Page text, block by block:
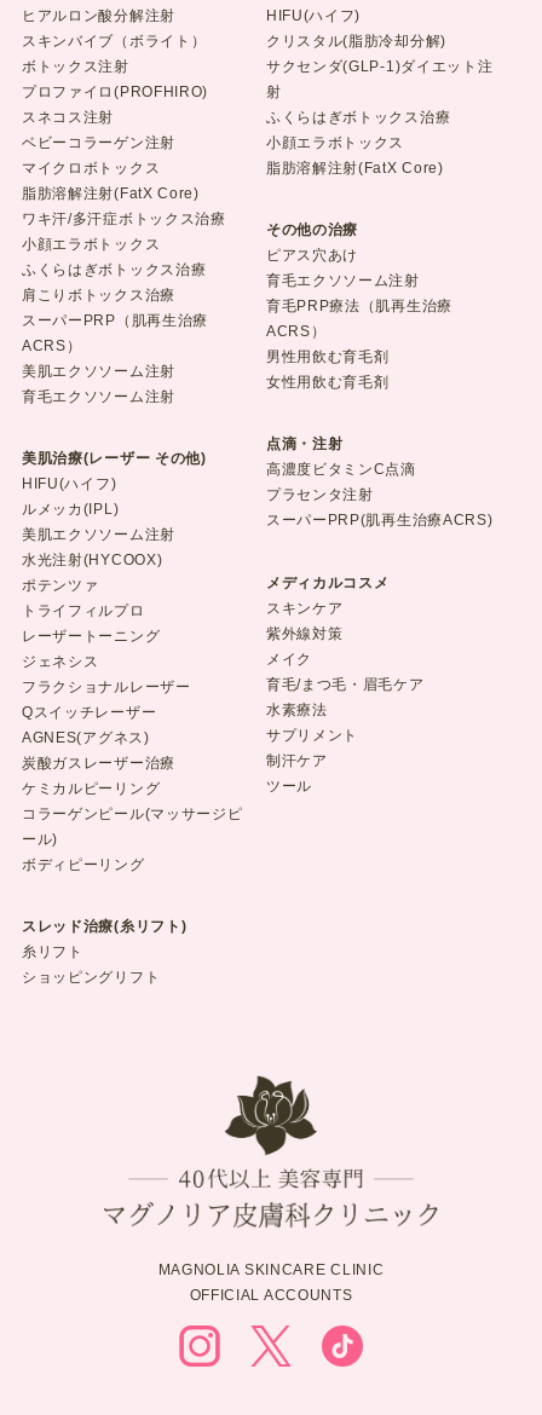
ヒアルロン酸分解注射
スキンバイブ（ボライト）
ボトックス注射
プロファイロ(PROFHIRO)
スネコス注射
ベビーコラーゲン注射
マイクロボトックス
脂肪溶解注射(FatX Core)
ワキ汗/多汗症ボトックス治療
小顔エラボトックス
ふくらはぎボトックス治療
肩こりボトックス治療
スーパーPRP（肌再生治療
ACRS）
美肌エクソソーム注射
育毛エクソソーム注射
美肌治療(レーザー その他)
HIFU(ハイフ)
ルメッカ(IPL)
美肌エクソソーム注射
水光注射(HYCOOX)
ポテンツァ
トライフィルプロ
レーザートーニング
ジェネシス
フラクショナルレーザー
Qスイッチレーザー
AGNES(アグネス)
炭酸ガスレーザー治療
ケミカルピーリング
コラーゲンピール(マッサージピ
ール)
ボディピーリング
スレッド治療(糸リフト)
糸リフト
ショッピングリフト
HIFU(ハイフ)
クリスタル(脂肪冷却分解)
サクセンダ(GLP-1)ダイエット注
射
ふくらはぎボトックス治療
小顔エラボトックス
脂肪溶解注射(FatX Core)
その他の治療
ピアス穴あけ
育毛エクソソーム注射
育毛PRP療法（肌再生治療
ACRS）
男性用飲む育毛剤
女性用飲む育毛剤
点滴・注射
高濃度ビタミンC点滴
プラセンタ注射
スーパーPRP(肌再生治療ACRS)
メディカルコスメ
スキンケア
紫外線対策
メイク
育毛/まつ毛・眉毛ケア
水素療法
サプリメント
制汗ケア
ツール
MAGNOLIA SKINCARE CLINIC
OFFICIAL ACCOUNTS